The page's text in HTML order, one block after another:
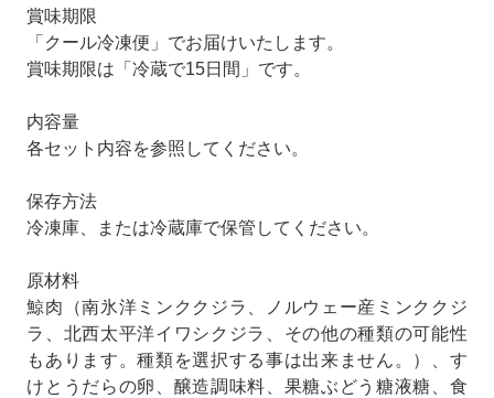
賞味期限
「クール冷凍便」でお届けいたします。
賞味期限は「冷蔵で15日間」です。
内容量
各セット内容を参照してください。
保存方法
冷凍庫、または冷蔵庫で保管してください。
原材料
鯨肉（南氷洋ミンククジラ、ノルウェー産ミンククジ
ラ、北西太平洋イワシクジラ、その他の種類の可能性
もあります。種類を選択する事は出来ません。）、す
けとうだらの卵、醸造調味料、果糖ぶどう糖液糖、食